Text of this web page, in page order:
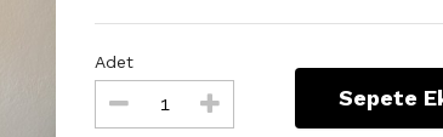
Adet
Sepete